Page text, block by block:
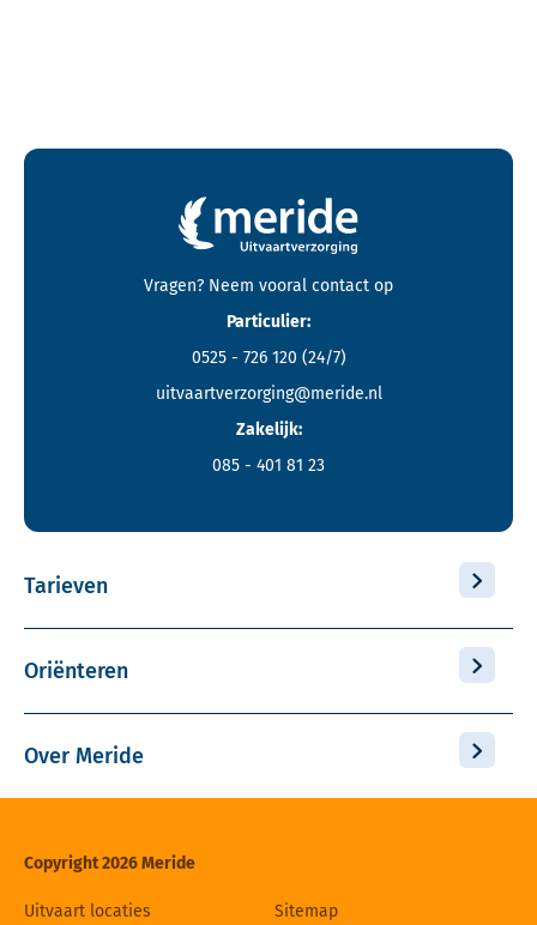
Contactgegevens en footer menu van Meride
Vragen? Neem vooral contact op
Particulier:
0525 - 726 120 (24/7)
uitvaartverzorging@meride.nl
Zakelijk:
085 - 401 81 23
Tarieven
Oriënteren
Over Meride
Copyright 2026 Meride
Uitvaart locaties Sitemap